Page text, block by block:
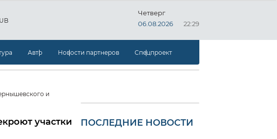
Четверг
06.08.2026
22:29
Авто Новости партнеров Спецпроект
и
участки
ПОСЛЕДНИЕ НОВОСТИ